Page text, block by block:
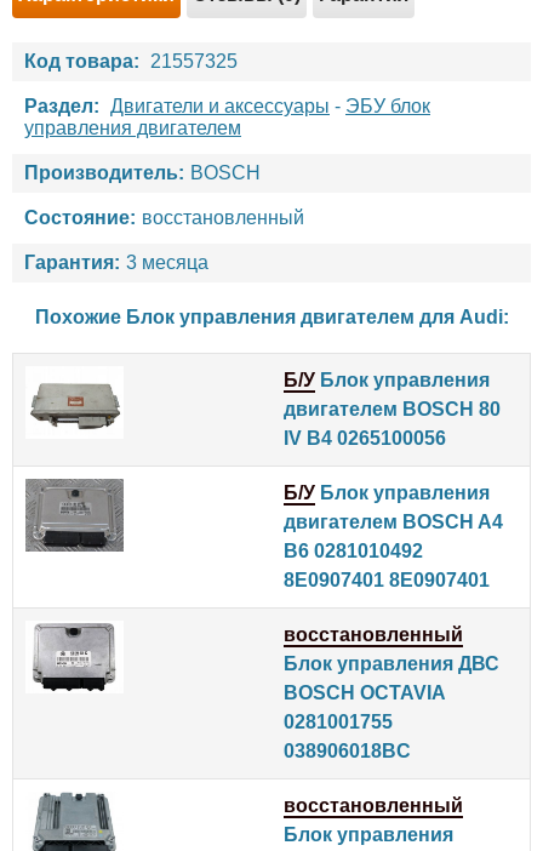
Код товара: 21557325
Раздел: Двигатели и аксессуары - ЭБУ блок
управления двигателем
Производитель: BOSCH
Состояние: восстановленный
Гарантия: 3 месяца
Похожие Блок управления двигателем для Audi:
Б/У Блок управления
двигателем BOSCH 80
IV B4 0265100056
Б/У Блок управления
двигателем BOSCH A4
B6 0281010492
8E0907401 8E0907401
восстановленный
Блок управления ДВС
BOSCH OCTAVIA
0281001755
038906018BC
восстановленный
Блок управления